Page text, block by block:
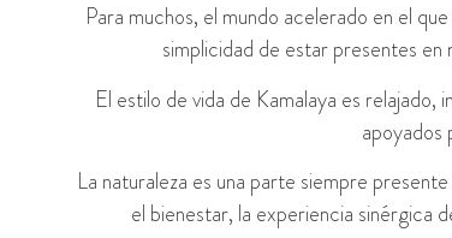
Para muchos, el mundo acelerado en el
simplicidad de estar presentes en
El estilo de vida de Kamalaya es
apoyados
La naturaleza es una parte siempre
el bienestar, la experiencia sinérgica